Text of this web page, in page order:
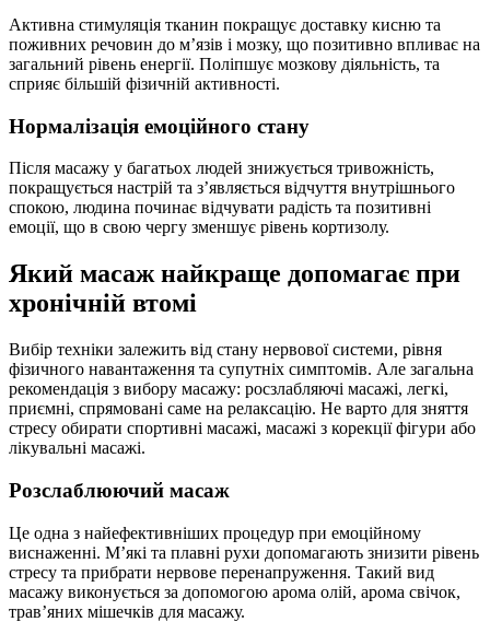
Активна стимуляція тканин покращує доставку кисню та
поживних речовин до м’язів і мозку, що позитивно впливає на
загальний рівень енергії. Поліпшує мозкову діяльність, та
сприяє більшій фізичній активності.
Нормалізація емоційного стану
Після масажу у багатьох людей знижується тривожність,
покращується настрій та з’являється відчуття внутрішнього
спокою, людина починає відчувати радість та позитивні
емоції, що в свою чергу зменшує рівень кортизолу.
Який масаж найкраще допомагає при
хронічній втомі
Вибір техніки залежить від стану нервової системи, рівня
фізичного навантаження та супутніх симптомів. Але загальна
рекомендація з вибору масажу: росзлабляючі масажі, легкі,
приємні, спрямовані саме на релаксацію. Не варто для зняття
стресу обирати спортивні масажі, масажі з корекції фігури або
лікувальні масажі.
Розслаблюючий масаж
Це одна з найефективніших процедур при емоційному
виснаженні. М’які та плавні рухи допомагають знизити рівень
стресу та прибрати нервове перенапруження. Такий вид
масажу виконується за допомогою арома олій, арома свічок,
трав’яних мішечків для масажу.